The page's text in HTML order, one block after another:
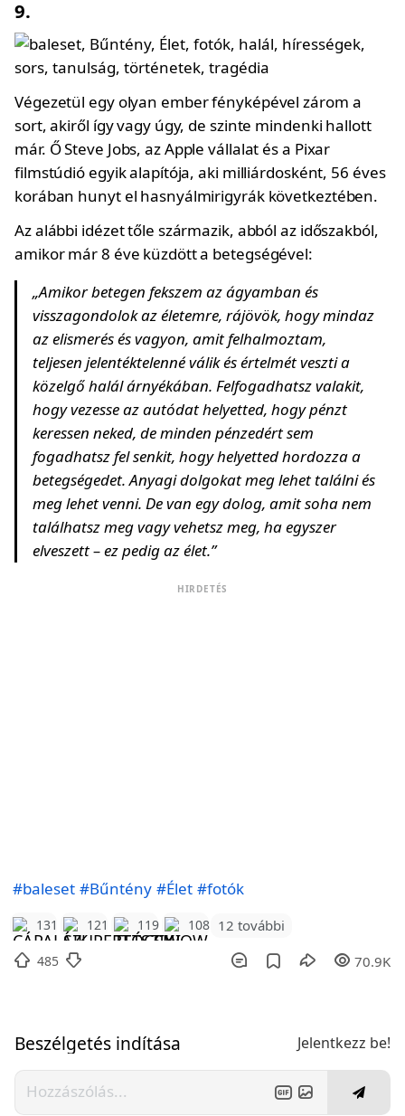
9.
Végezetül egy olyan ember fényképével zárom a
sort, akiről így vagy úgy, de szinte mindenki hallott
már. Ő Steve Jobs, az Apple vállalat és a Pixar
filmstúdió egyik alapítója, aki milliárdosként, 56 éves
korában hunyt el hasnyálmirigyrák következtében.
Az alábbi idézet tőle származik, abból az időszakból,
amikor már 8 éve küzdött a betegségével:
„Amikor betegen fekszem az ágyamban és
visszagondolok az életemre, rájövök, hogy mindaz
az elismerés és vagyon, amit felhalmoztam,
teljesen jelentéktelenné válik és értelmét veszti a
közelgő halál árnyékában. Felfogadhatsz valakit,
hogy vezesse az autódat helyetted, hogy pénzt
keressen neked, de minden pénzedért sem
fogadhatsz fel senkit, hogy helyetted hordozza a
betegségedet. Anyagi dolgokat meg lehet találni és
meg lehet venni. De van egy dolog, amit soha nem
találhatsz meg vagy vehetsz meg, ha egyszer
elveszett – ez pedig az élet.”
HIRDETÉS
#baleset #Bűntény #Élet #fotók
131 121 119 108 12 további
485 70.9K
Beszélgetés indítása Jelentkezz be!